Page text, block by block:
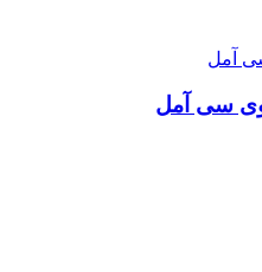
وی سی آمل